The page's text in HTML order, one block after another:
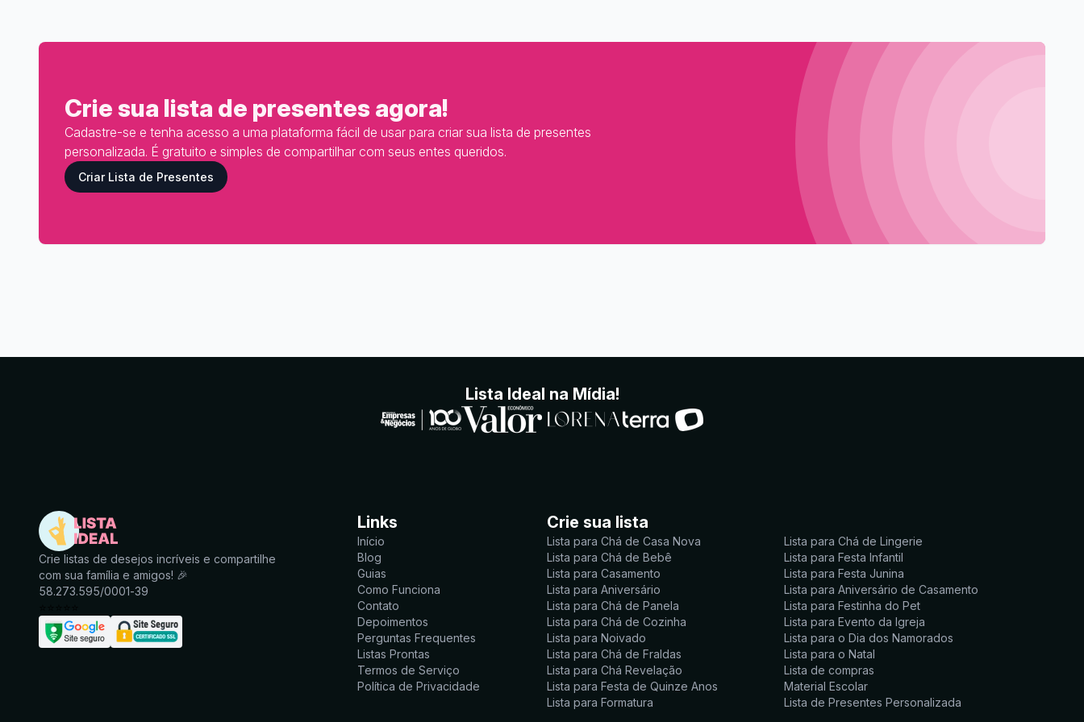
Crie sua lista de presentes agora!
Cadastre-se e tenha acesso a uma plataforma fácil de usar para criar sua lista de presentes
personalizada. É gratuito e simples de compartilhar com seus entes queridos.
Criar Lista de Presentes
Lista Ideal na Mídia!
Crie listas de desejos incríveis e compartilhe
com sua família e amigos! 🎉
58.273.595/0001-39
Links
Início
Blog
Guias
Como Funciona
Contato
Depoimentos
Perguntas Frequentes
Listas Prontas
Termos de Serviço
Política de Privacidade
Crie sua lista
Lista para Chá de Casa Nova
Lista para Chá de Bebê
Lista para Casamento
Lista para Aniversário
Lista para Chá de Panela
Lista para Chá de Cozinha
Lista para Noivado
Lista para Chá de Fraldas
Lista para Chá Revelação
Lista para Festa de Quinze Anos
Lista para Formatura
Lista para Chá de Lingerie
Lista para Festa Infantil
Lista para Festa Junina
Lista para Aniversário de Casamento
Lista para Festinha do Pet
Lista para Evento da Igreja
Lista para o Dia dos Namorados
Lista para o Natal
Lista de compras
Material Escolar
Lista de Presentes Personalizada